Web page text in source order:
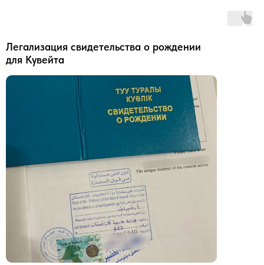
Легализация свидетельства о рождении
для Кувейта